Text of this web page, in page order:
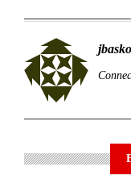
jbasko